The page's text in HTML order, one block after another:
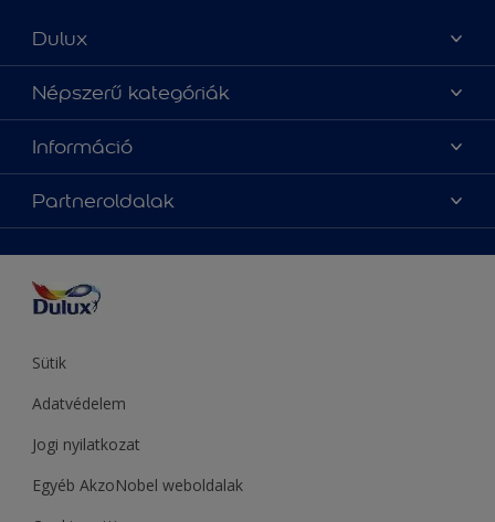
Dulux
Üzlet keresése
Oldaltérkép
Elérhetőségek
Népszerű kategóriák
Az év Dulux színe
Festési tanácsok
Inspiráció
Információ
Színpontosság
Hozzáférhetőség
Partneroldalak
Hammerite
Sadolin
Sütik
Adatvédelem
Jogi nyilatkozat
Egyéb AkzoNobel weboldalak